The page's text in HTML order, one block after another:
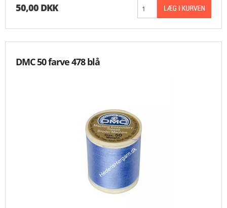
50,00 DKK
DMC 50 farve 478 blå